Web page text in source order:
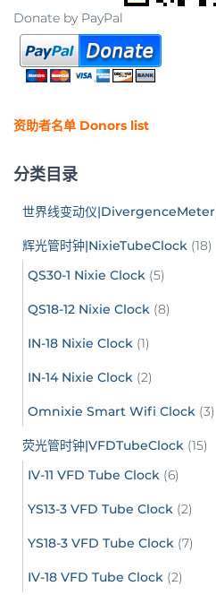
Donate by PayPal
资助者名单 Donors list
分类目录
世界线变动仪|DivergenceMeter
辉光管时钟|NixieTubeClock (18)
QS30-1 Nixie Clock (5)
QS18-12 Nixie Clock (8)
IN-18 Nixie Clock (1)
IN-14 Nixie Clock (2)
Omnixie Smart Wifi Clock (3)
荧光管时钟|VFDTubeClock (15)
IV-11 VFD Tube Clock (6)
YS13-3 VFD Tube Clock (2)
YS18-3 VFD Tube Clock (7)
IV-18 VFD Tube Clock (2)